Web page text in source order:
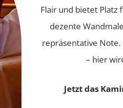
Flair und bietet Platz
dezente
repräsentative Note.
– hier
Jetzt das